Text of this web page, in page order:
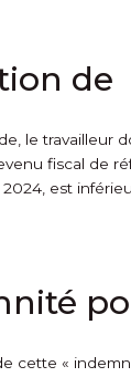
de
le travailleur
fiscal de
est
cette «